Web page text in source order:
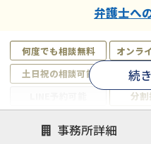
何度でも相談無料 オンラ
土日祝の相談可能
19時
分
続
弁護士へ
事務所詳細